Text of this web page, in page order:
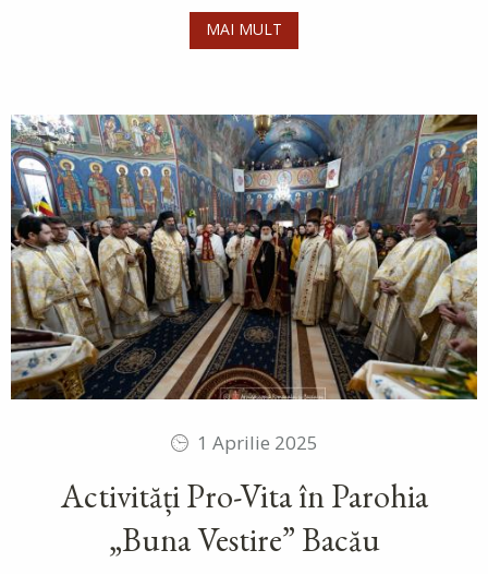
MAI MULT
1 Aprilie 2025
Activități Pro-Vita în Parohia
„Buna Vestire” Bacău